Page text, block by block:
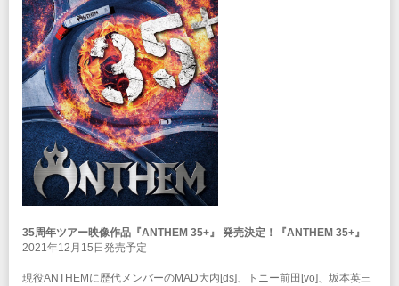
契約を締結。全曲英詞ヴァージョンのベスト・アルバム『NUCLEUS』を
2019年3月29日に世界発売した！4月にはドイツで開催される『KEEP IT
TRUE Festival』への参加。遂に世界に向けて発信を開始した。
2020年、コロナ禍によりほぼ全ての活動がストップするものの、翌2021年
には、デビュー35周年の節目として、国内で大規模なアニバーサリー・ツ
アー等の活動を再開。
活動を継続しながら新作アルバムの曲作りを根気強く続け、2023年4月には
最高傑作との呼び声も高いアルバム「CRIMSON & JET BLACK」を世界同
時発売する。
2024年には国外で複数のロックフェスにも参加を予定し、引き続き国内に
しっかりと軸足を置きながら、活動エリアを拡大していく計画となってい
る。
未来を目指し更に勢力的な活動を展開しシーンの第一線を走り続ける
ANTHEMに是非注目して欲しい！！
Official Site Facebook Twitter
35周年ツアー映像作品『ANTHEM 35+』 発売決定！『ANTHEM 35+』
2021年12月15日発売予定
現役ANTHEMに歴代メンバーのMAD大内[ds]、トニー前田[vo]、坂本英三